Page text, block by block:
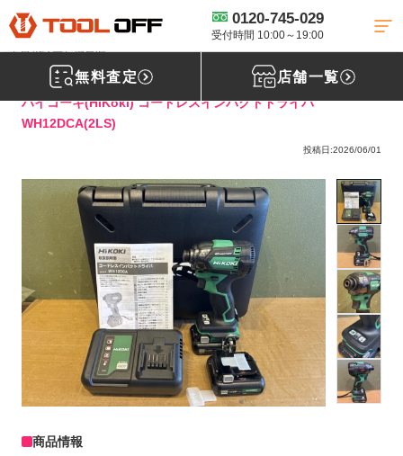
0120-745-029
受付時間 10:00～19:00
無料査定 店舗一覧
工具買取TOP 電動工具買取 インパクトドライバー買取
績】ハイコーキ コードレスインパクトドライバ WH12DCA(2LS)［宮城県仙台
ハイコーキ(HiKoki) コードレスインパクトドライバ
WH12DCA(2LS)
投稿日:2026/06/01
商品情報